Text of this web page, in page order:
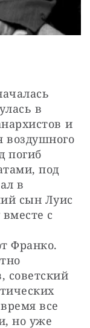
в
и
воздушного
погиб
под
в
сын Луис
с
Франко.
советский
все
но уже